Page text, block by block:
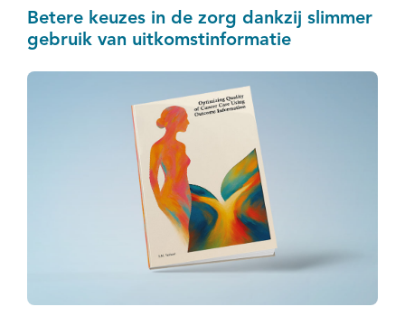
Betere keuzes in de zorg dankzij slimmer
gebruik van uitkomstinformatie